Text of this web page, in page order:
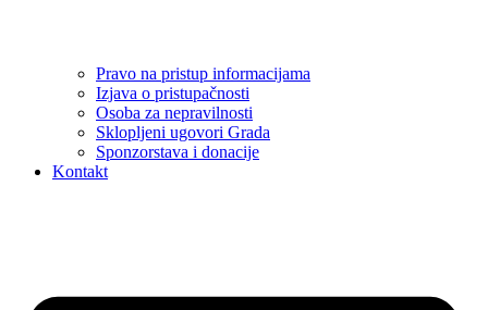
Pravo na pristup informacijama
Izjava o pristupačnosti
Osoba za nepravilnosti
Sklopljeni ugovori Grada
Sponzorstava i donacije
Kontakt